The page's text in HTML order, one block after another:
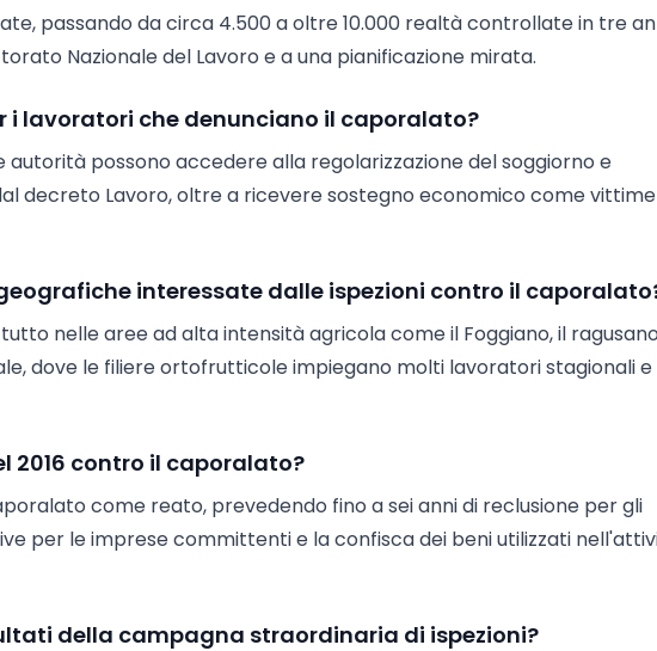
passando da circa 4.500 a oltre 10.000 realtà controllate in tre
Nazionale del Lavoro e a una pianificazione mirata.
i lavoratori che denunciano il caporalato?
possono accedere alla regolarizzazione del soggiorno e
decreto Lavoro, oltre a ricevere sostegno economico come vittime
interessate dalle ispezioni contro il
nelle aree ad alta intensità agricola come il Foggiano, il
dove le filiere ortofrutticole impiegano molti lavoratori stagionali e
2016 contro il caporalato?
come reato, prevedendo fino a sei anni di reclusione per gli
per le imprese committenti e la confisca dei beni utilizzati
della campagna straordinaria di ispezioni?